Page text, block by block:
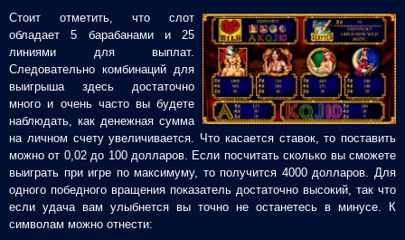
Стоит отметить, что слот
обладает 5 барабанами и 25
линиями для выплат.
Следовательно комбинаций для
выигрыша здесь достаточно
много и очень часто вы будете
наблюдать, как денежная сумма
на личном счету увеличивается. Что касается ставок, то поставить
можно от 0,02 до 100 долларов. Если посчитать сколько вы сможете
выиграть при игре по максимуму, то получится 4000 долларов. Для
одного победного вращения показатель достаточно высокий, так что
если удача вам улыбнется вы точно не останетесь в минусе. К
символам можно отнести: